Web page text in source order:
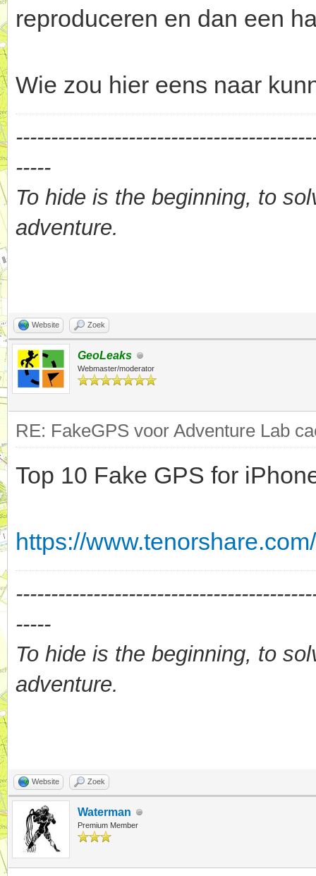
reproduceren en dan een
Wie zou hier eens naar
-----
To hide is the beginning, to
adventure.
Website Zoek
GeoLeaks
Webmaster/moderator
RE: FakeGPS voor Adventure Lab
Top 10 Fake GPS for
https://
-----
To hide is the beginning, to
adventure.
Website Zoek
Waterman
Premium Member